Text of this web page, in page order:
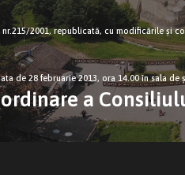
2001, republicată, cu modificările şi
de 28 februarie 2013, ora 14.00 în sala
a